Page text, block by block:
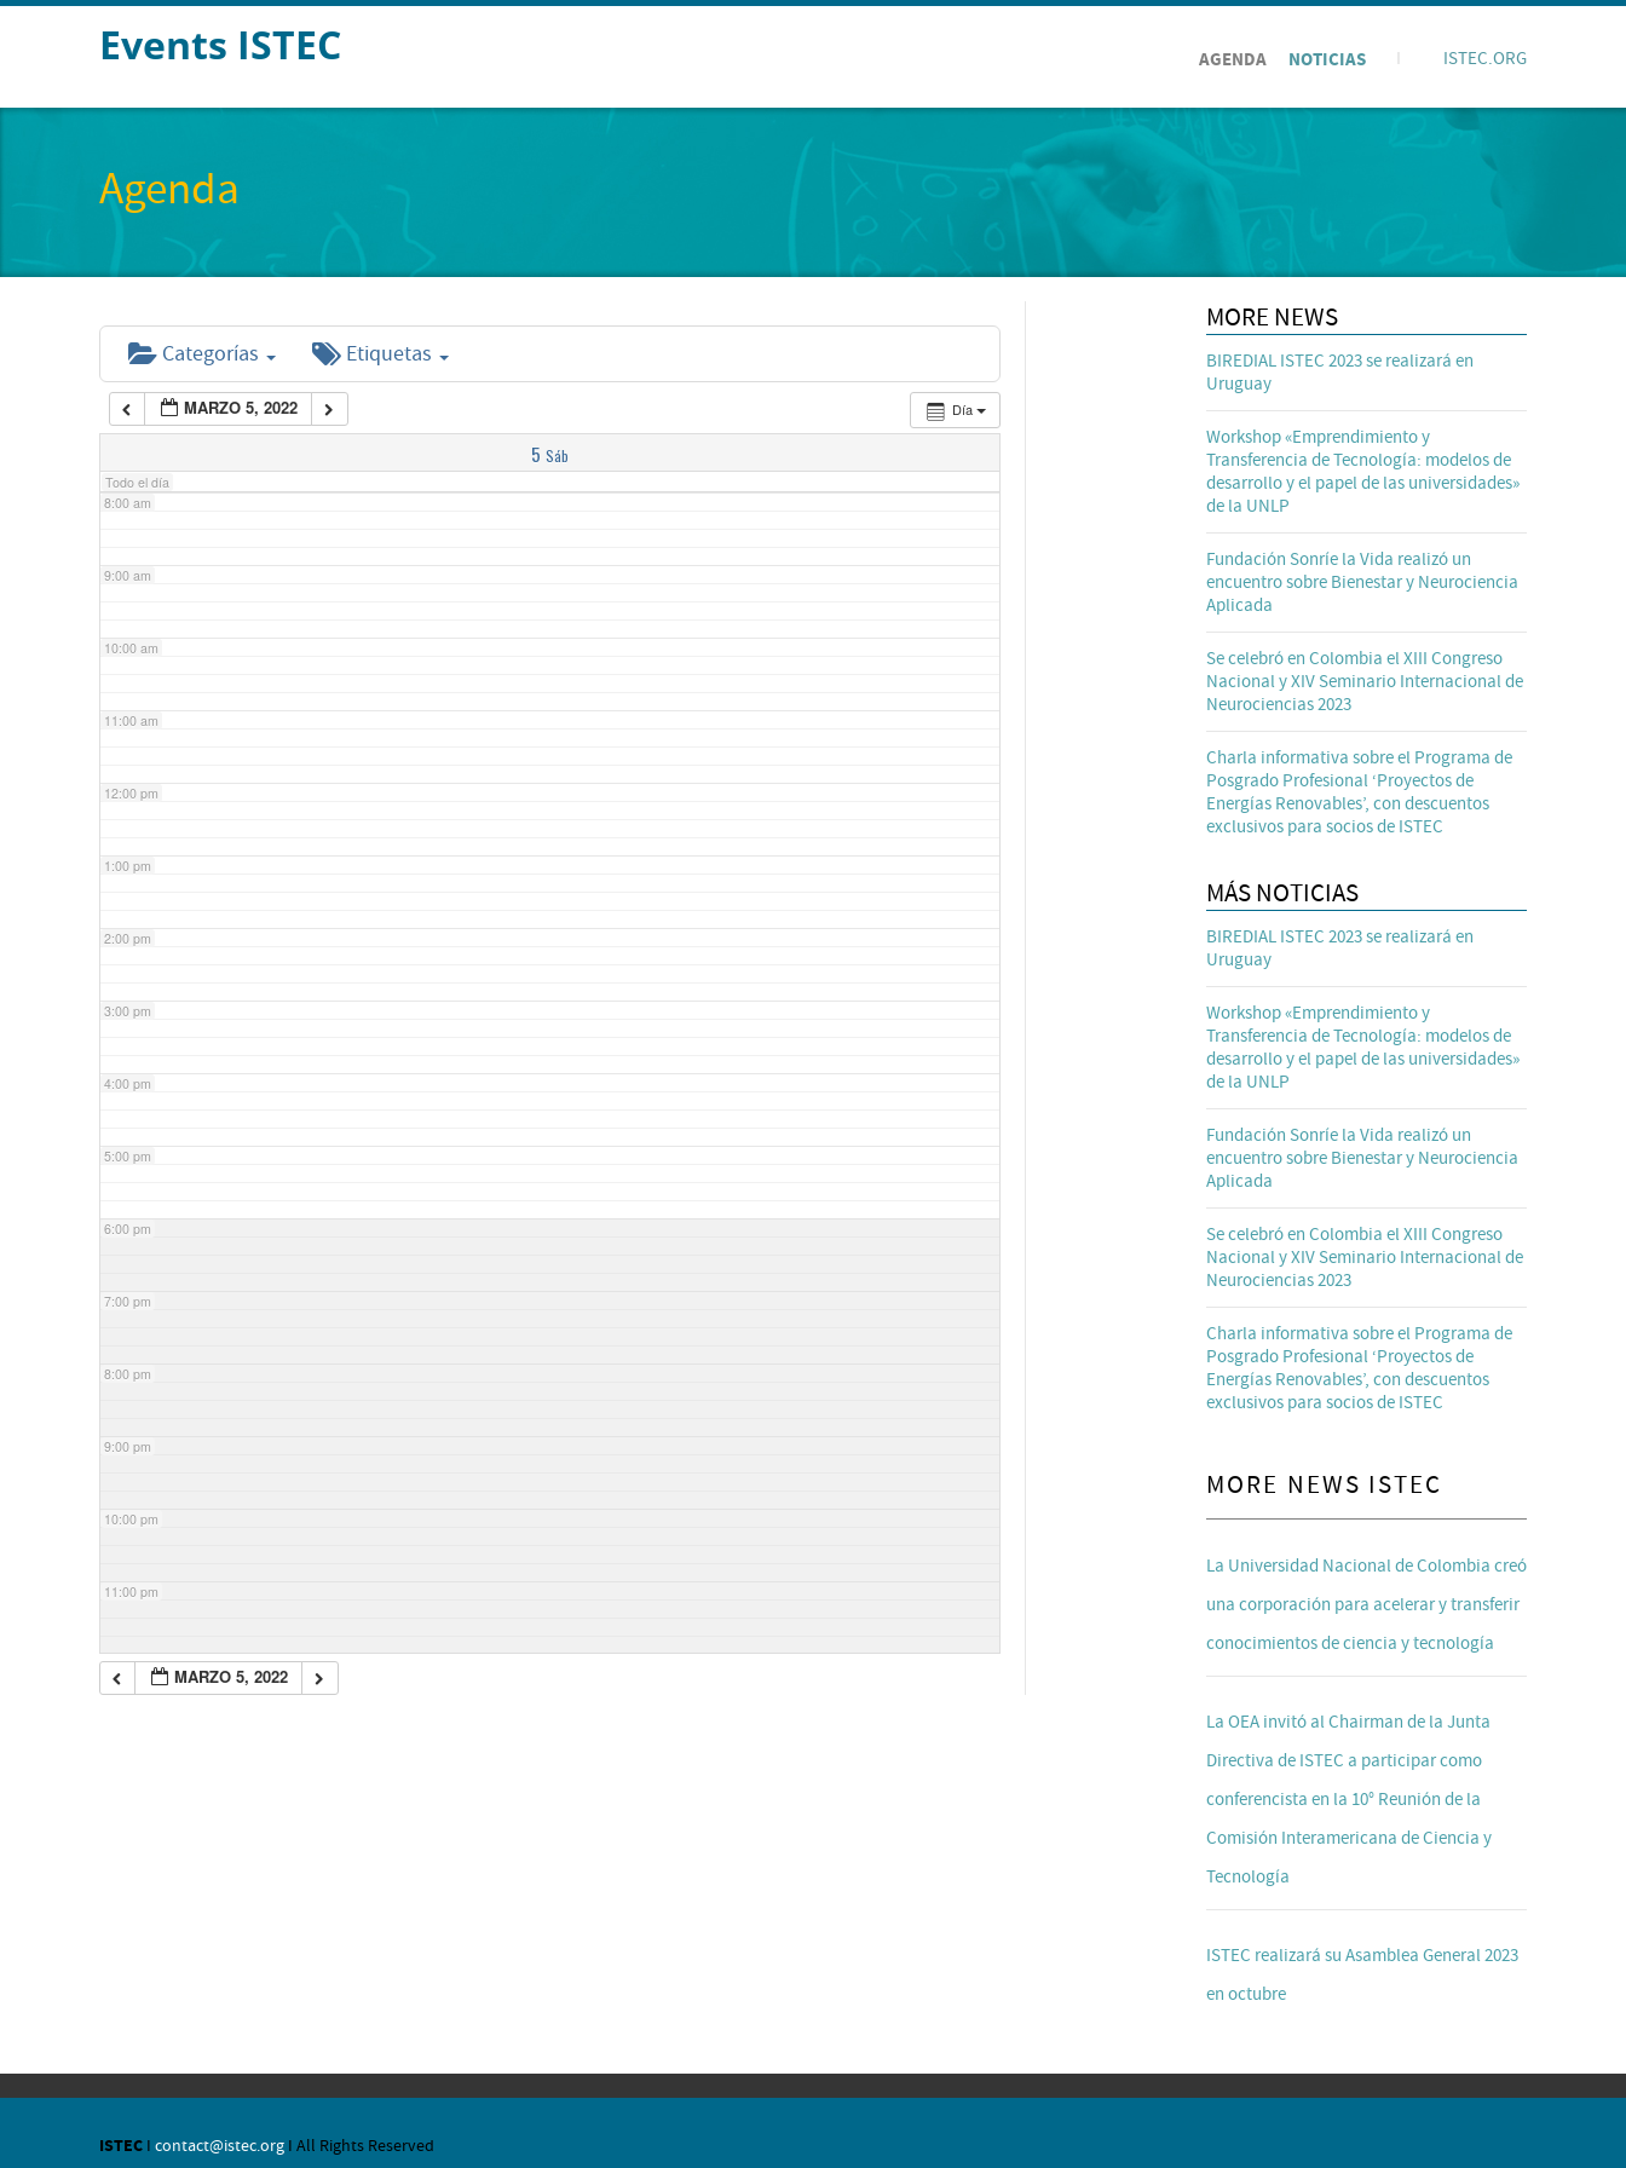
Events ISTEC AGENDA NOTICIAS ISTEC.ORG
Agenda
Categorías Etiquetas
Día
MARZO 5, 2022
5 Sáb
Todo el día
4:00 am
6:00 am
7:00 am
8:00 am
9:00 am
10:00 am
11:00 am
12:00 pm
1:00 pm
2:00 pm
3:00 pm
4:00 pm
5:00 pm
6:00 pm
7:00 pm
8:00 pm
9:00 pm
10:00 pm
11:00 pm
MARZO 5, 2022
MORE NEWS
BIREDIAL ISTEC 2023 se realizará en
Uruguay
Workshop «Emprendimiento y
Transferencia de Tecnología: modelos de
desarrollo y el papel de las universidades»
de la UNLP
Fundación Sonríe la Vida realizó un
encuentro sobre Bienestar y Neurociencia
Aplicada
Se celebró en Colombia el XIII Congreso
Nacional y XIV Seminario Internacional de
Neurociencias 2023
Charla informativa sobre el Programa de
Posgrado Profesional ‘Proyectos de
Energías Renovables’, con descuentos
exclusivos para socios de ISTEC
MÁS NOTICIAS
BIREDIAL ISTEC 2023 se realizará en
Uruguay
Workshop «Emprendimiento y
Transferencia de Tecnología: modelos de
desarrollo y el papel de las universidades»
de la UNLP
Fundación Sonríe la Vida realizó un
encuentro sobre Bienestar y Neurociencia
Aplicada
Se celebró en Colombia el XIII Congreso
Nacional y XIV Seminario Internacional de
Neurociencias 2023
Charla informativa sobre el Programa de
Posgrado Profesional ‘Proyectos de
Energías Renovables’, con descuentos
exclusivos para socios de ISTEC
MORE NEWS ISTEC
La Universidad Nacional de Colombia creó
una corporación para acelerar y transferir
conocimientos de ciencia y tecnología
La OEA invitó al Chairman de la Junta
Directiva de ISTEC a participar como
conferencista en la 10° Reunión de la
Comisión Interamericana de Ciencia y
Tecnología
ISTEC realizará su Asamblea General 2023
en octubre
ISTEC I contact@istec.org I All Rights Reserved